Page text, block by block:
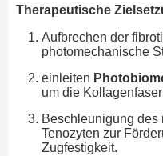
Therapeutische
Aufbrechen der
photomechanische
einleiten
um die
Beschleunigung des
Tenozyten zur
Zugfestigkeit.